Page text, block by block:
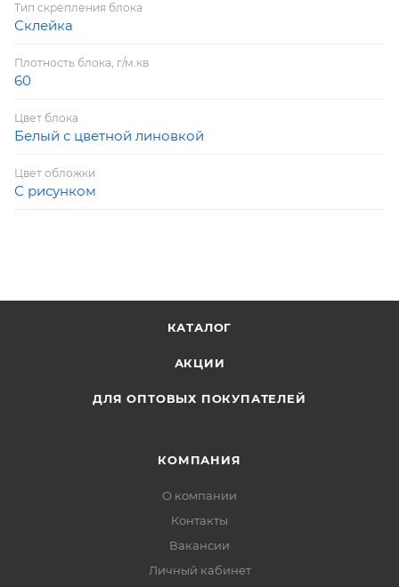
Тип скрепления блока
Склейка
Плотность блока, г/м.кв
60
Цвет блока
Белый с цветной линовкой
Цвет обложки
С рисунком
КАТАЛОГ
АКЦИИ
ДЛЯ ОПТОВЫХ ПОКУПАТЕЛЕЙ
КОМПАНИЯ
О компании
Контакты
Вакансии
Личный кабинет